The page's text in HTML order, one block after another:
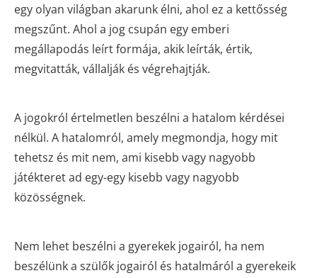
egy olyan világban akarunk élni, ahol ez a kettősség
megszűnt. Ahol a jog csupán egy emberi
megállapodás leírt formája, akik leírták, értik,
megvitatták, vállalják és végrehajtják.
A jogokról értelmetlen beszélni a hatalom kérdései
nélkül. A hatalomról, amely megmondja, hogy mit
tehetsz és mit nem, ami kisebb vagy nagyobb
játékteret ad egy-egy kisebb vagy nagyobb
közösségnek.
Nem lehet beszélni a gyerekek jogairól, ha nem
beszélünk a szülők jogairól és hatalmáról a gyerekeik